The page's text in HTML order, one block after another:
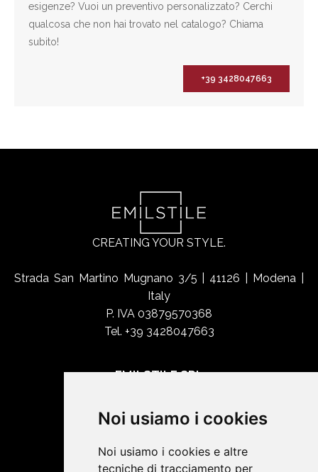
Noi usiamo i cookies
Noi usiamo i cookies e altre
tecniche di tracciamento per
esigenze? Vuoi un preventivo personalizzato? Cerchi
qualcosa che non hai trovato nel catalogo? Chiama
subito!
+39 3428047663
CREATING YOUR STYLE.
Strada San Martino Mugnano 3/5 | 41126 | Modena |
Italy
P. IVA 03879570368
Tel. +39 3428047663
EMILSTILE SRL
Shop Online